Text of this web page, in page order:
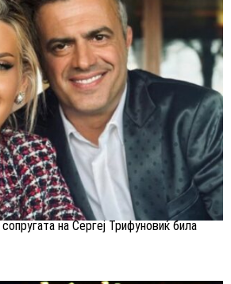
на Сергеј Трифуновиќ била